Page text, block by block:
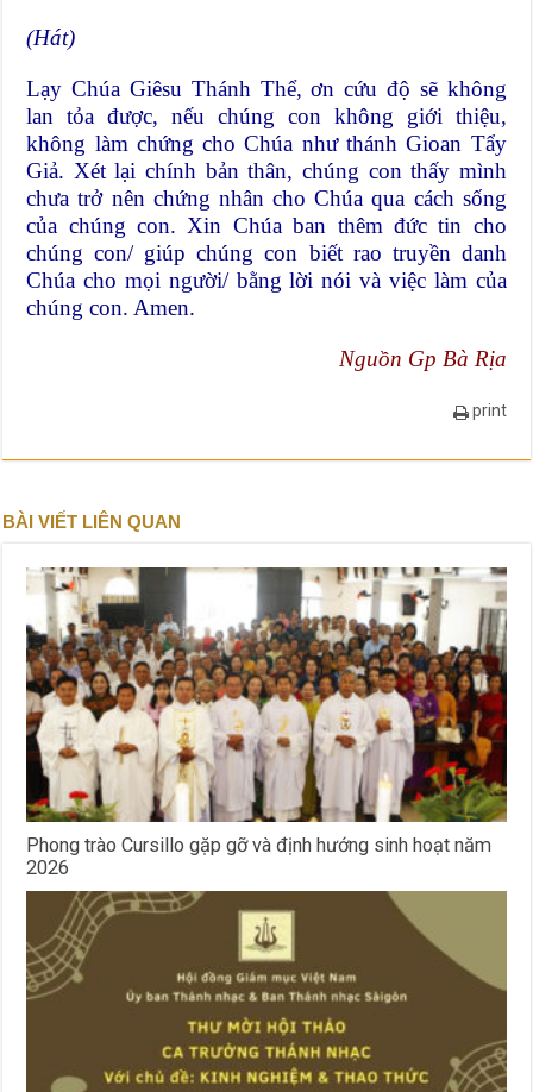
(Hát)
Lạy Chúa Giêsu Thánh Thể, ơn cứu độ sẽ không
lan tỏa được, nếu chúng con không giới thiệu,
không làm chứng cho Chúa như thánh Gioan Tẩy
Giả. Xét lại chính bản thân, chúng con thấy mình
chưa trở nên chứng nhân cho Chúa qua cách sống
của chúng con. Xin Chúa ban thêm đức tin cho
chúng con/ giúp chúng con biết rao truyền danh
Chúa cho mọi người/ bằng lời nói và việc làm của
chúng con. Amen.
Nguồn Gp Bà Rịa
print
BÀI VIẾT LIÊN QUAN
Phong trào Cursillo gặp gỡ và định hướng sinh hoạt năm
2026